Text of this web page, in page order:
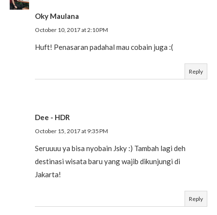
Oky Maulana
October 10, 2017 at 2:10 PM
Huft! Penasaran padahal mau cobain juga :(
Reply
Dee - HDR
October 15, 2017 at 9:35 PM
Seruuuu ya bisa nyobain Jsky :) Tambah lagi deh
destinasi wisata baru yang wajib dikunjungi di
Jakarta!
Reply